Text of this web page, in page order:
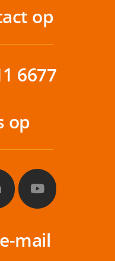
op
6677
op
mail